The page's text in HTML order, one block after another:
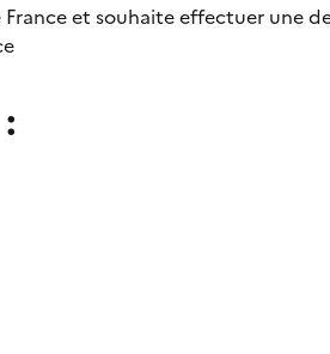
France et souhaite effectuer une